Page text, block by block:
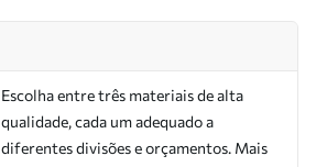
Escolha entre três materiais de alta
qualidade, cada um adequado a
diferentes divisões e orçamentos. Mais